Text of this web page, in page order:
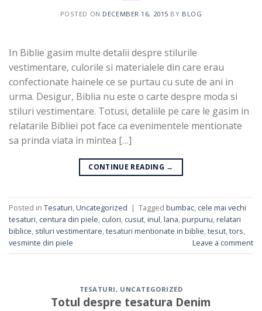
POSTED ON DECEMBER 16, 2015 BY BLOG
In Biblie gasim multe detalii despre stilurile
vestimentare, culorile si materialele din care erau
confectionate hainele ce se purtau cu sute de ani in
urma. Desigur, Biblia nu este o carte despre moda si
stiluri vestimentare. Totusi, detaliile pe care le gasim in
relatarile Bibliei pot face ca evenimentele mentionate
sa prinda viata in mintea […]
CONTINUE READING →
Posted in Tesaturi,Uncategorized | Tagged bumbac, cele mai vechi
tesaturi, centura din piele, culori, cusut,inul,lana,purpuriu,relatari
biblice, stiluri vestimentare,tesaturi mentionate in biblie,tesut,tors,
vesminte din piele
Leave a comment
TESATURI , UNCATEGORIZED
Totul despre tesatura Denim